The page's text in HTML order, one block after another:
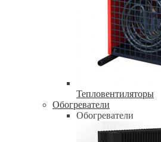
Тепловентиляторы
Обогреватели
Обогреватели